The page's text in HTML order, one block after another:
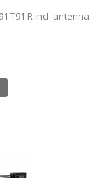
T91 R incl. antenna